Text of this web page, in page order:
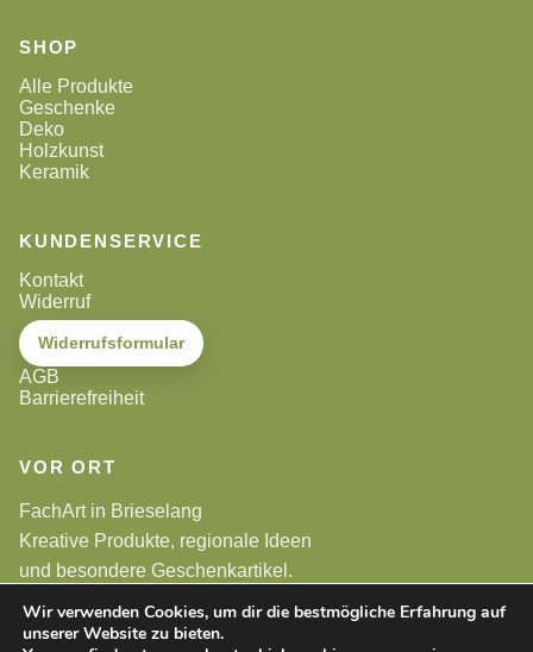
SHOP
Alle Produkte
Geschenke
Deko
Holzkunst
Keramik
KUNDENSERVICE
Kontakt
Widerruf
Widerrufsformular
AGB
Barrierefreiheit
VOR ORT
FachArt in Brieselang
Kreative Produkte, regionale Ideen
und besondere Geschenkartikel.
Alle Preise sind Endpreise. Gemäß §19 UStG wird keine
Wir verwenden Cookies, um dir die bestmögliche Erfahrung auf
unserer Website zu bieten.